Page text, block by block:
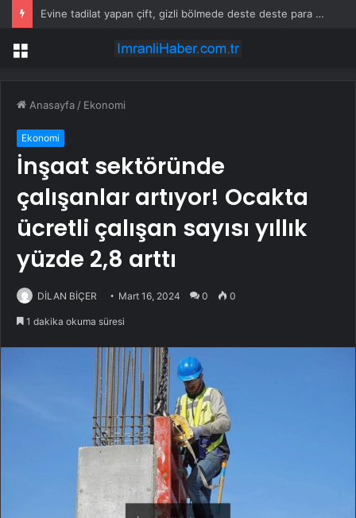
Evine tadilat yapan çift, gizli bölmede deste deste para buldu
Menü
Anasayfa / Ekonomi
Ekonomi
İnşaat sektöründe
çalışanlar artıyor! Ocakta
ücretli çalışan sayısı yıllık
yüzde 2,8 arttı
DİLAN BİÇER Mart 16, 2024 0 0
1 dakika okuma süresi